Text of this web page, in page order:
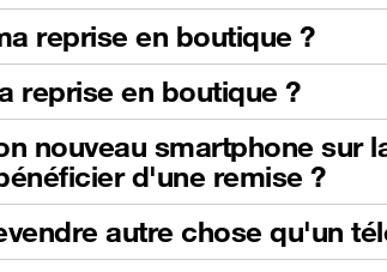
reprise en boutique ?
reprise en boutique ?
nouveau smartphone
d'une remise ?
autre chose qu'un